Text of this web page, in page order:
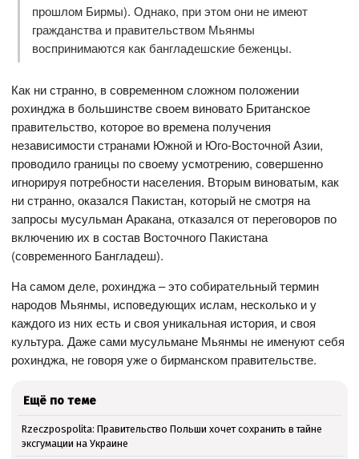
прошлом Бирмы). Однако, при этом они не имеют
гражданства и правительством Мьянмы
воспринимаются как бангладешские беженцы.
Как ни странно, в современном сложном положении
рохинджа в большинстве своем виновато Британское
правительство, которое во времена получения
независимости странами Южной и Юго-Восточной Азии,
проводило границы по своему усмотрению, совершенно
игнорируя потребности населения. Вторым виноватым, как
ни странно, оказался Пакистан, который не смотря на
запросы мусульман Аракана, отказался от переговоров по
включению их в состав Восточного Пакистана
(современного Бангладеш).
На самом деле, рохинджа – это собирательный термин
народов Мьянмы, исповедующих ислам, несколько и у
каждого из них есть и своя уникальная история, и своя
культура. Даже сами мусульмане Мьянмы не именуют себя
рохинджа, не говоря уже о бирманском правительстве.
Ещё по теме
Rzeczpospolita: Правительство Польши хочет сохранить в тайне
эксгумации на Украине